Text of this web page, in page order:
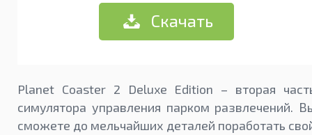
Скачать
Planet Coaster 2 Deluxe Edition – вторая
симулятора управления парком развлечений.
сможете до мельчайших деталей поработать